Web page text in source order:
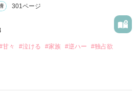
301ページ
甘々 #泣ける #家族 #逆ハー
#独占欲